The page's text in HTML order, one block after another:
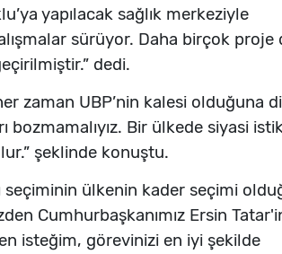
yapılacak sağlık merkeziyle
sürüyor. Daha birçok proje
dedi.
zaman UBP’nin kalesi olduğuna
bozmamalıyız. Bir ülkede siyasi
şeklinde konuştu.
seçiminin ülkenin kader seçimi
Cumhurbaşkanımız Ersin
isteğim, görevinizi en iyi şekilde